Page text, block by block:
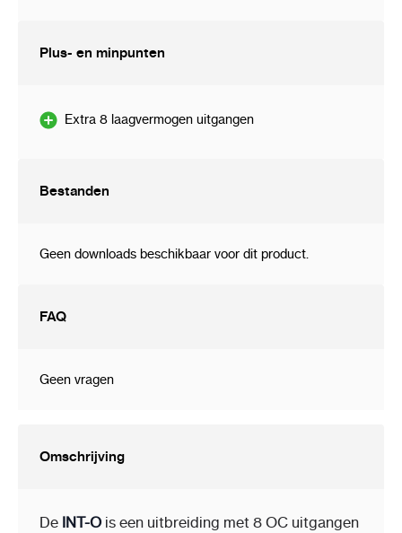
Plus- en minpunten
Extra 8 laagvermogen uitgangen
Bestanden
Geen downloads beschikbaar voor dit product.
FAQ
Geen vragen
Omschrijving
De INT-O is een uitbreiding met 8 OC uitgangen